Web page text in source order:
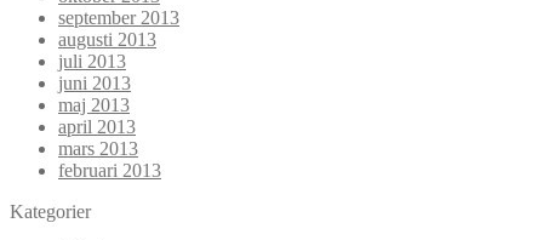
september 2013
augusti 2013
juli 2013
juni 2013
maj 2013
april 2013
mars 2013
februari 2013
Kategorier